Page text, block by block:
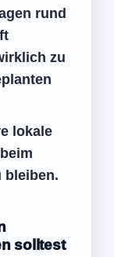
rund
zu
lokale
bleiben.
solltest